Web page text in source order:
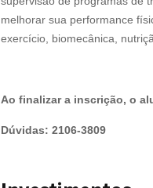
melhorar sua performance
exercício, biomecânica,
Ao finalizar a inscrição, o
Dúvidas: 2106-3809